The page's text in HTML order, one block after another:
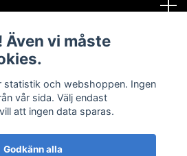
Även vi måste
statistik och webshoppen. Ingen
vår sida. Välj endast
att ingen data sparas.
Godkänn alla